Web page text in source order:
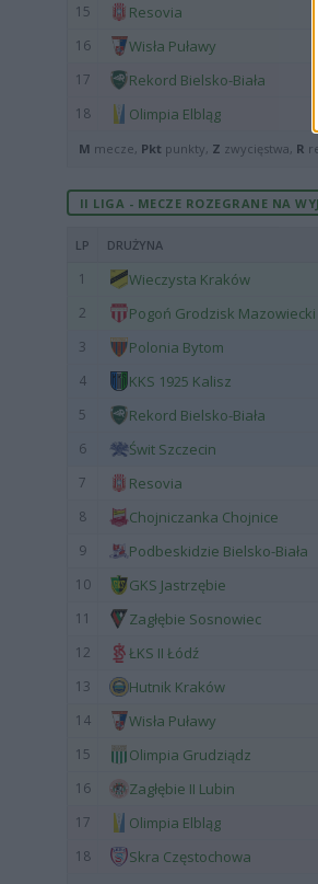
15 Resovia
16 Wisła Puławy
17 Rekord Bielsko-Biała
18 Olimpia Elbląg
M mecze, Pkt punkty, Z zwycięstwa, R
II LIGA - MECZE ROZEGRANE NA
LP DRUŻYNA
1 Wieczysta Kraków
2 Pogoń Grodzisk Mazowiecki
3 Polonia Bytom
4 KKS 1925 Kalisz
5 Rekord Bielsko-Biała
6 Świt Szczecin
7 Resovia
8 Chojniczanka Chojnice
9 Podbeskidzie Bielsko-Biała
10 GKS Jastrzębie
11 Zagłębie Sosnowiec
12 ŁKS II Łódź
13 Hutnik Kraków
14 Wisła Puławy
15 Olimpia Grudziądz
16 Zagłębie II Lubin
17 Olimpia Elbląg
18 Skra Częstochowa